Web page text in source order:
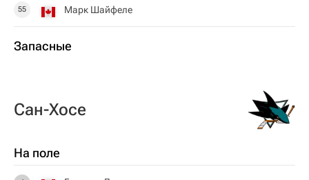
55 Марк Шайфеле
Запасные
Сан-Хосе
На поле